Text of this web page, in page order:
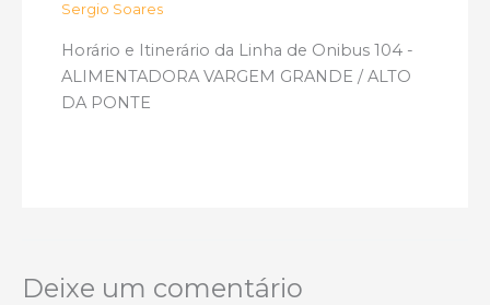
Sergio Soares
Horário e Itinerário da Linha de Onibus 104 -
ALIMENTADORA VARGEM GRANDE / ALTO
DA PONTE
Deixe um comentário